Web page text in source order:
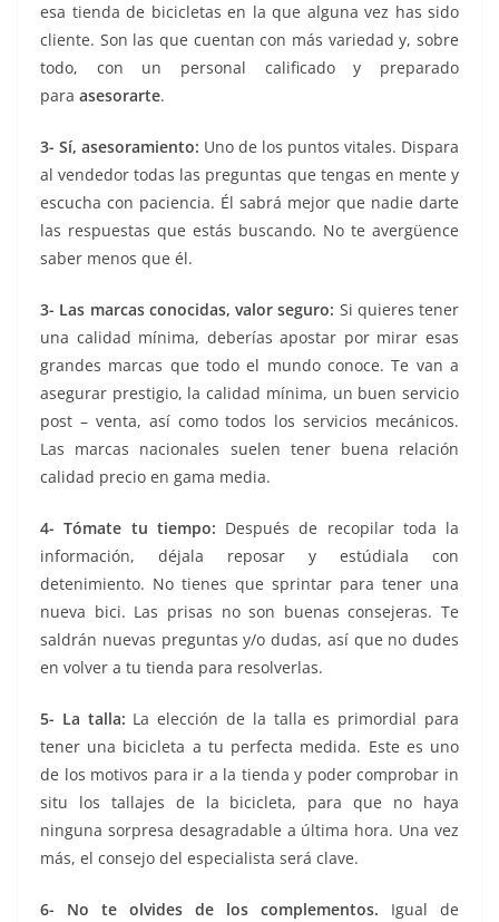
esa tienda de bicicletas en la que alguna vez has sido
cliente. Son las que cuentan con más variedad y, sobre
todo, con un personal calificado y preparado
para asesorarte.
3- Sí, asesoramiento: Uno de los puntos vitales. Dispara
al vendedor todas las preguntas que tengas en mente y
escucha con paciencia. Él sabrá mejor que nadie darte
las respuestas que estás buscando. No te avergüence
saber menos que él.
3- Las marcas conocidas, valor seguro: Si quieres tener
una calidad mínima, deberías apostar por mirar esas
grandes marcas que todo el mundo conoce. Te van a
asegurar prestigio, la calidad mínima, un buen servicio
post – venta, así como todos los servicios mecánicos.
Las marcas nacionales suelen tener buena relación
calidad precio en gama media.
4- Tómate tu tiempo: Después de recopilar toda la
información, déjala reposar y estúdiala con
detenimiento. No tienes que sprintar para tener una
nueva bici. Las prisas no son buenas consejeras. Te
saldrán nuevas preguntas y/o dudas, así que no dudes
en volver a tu tienda para resolverlas.
5- La talla: La elección de la talla es primordial para
tener una bicicleta a tu perfecta medida. Este es uno
de los motivos para ir a la tienda y poder comprobar in
situ los tallajes de la bicicleta, para que no haya
ninguna sorpresa desagradable a última hora. Una vez
más, el consejo del especialista será clave.
6- No te olvides de los complementos. Igual de